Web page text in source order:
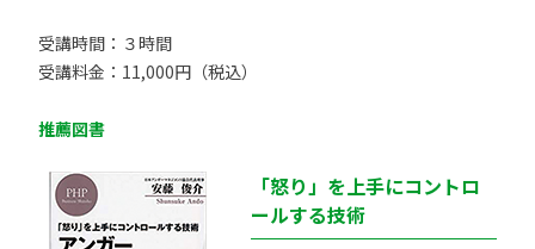
受講時間：３時間
受講料金：11,000円（税込）
推薦図書
「怒り」を上手にコントロ
ールする技術